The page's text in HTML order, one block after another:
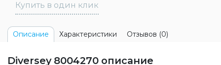
Купить в один клик
Описание Характеристики Отзывов (0)
Diversey 8004270 описание